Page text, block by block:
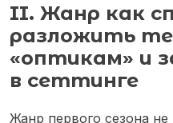
II. Жанр как
разложить
«оптикам» и
в сеттинге
Жанр первого сезона